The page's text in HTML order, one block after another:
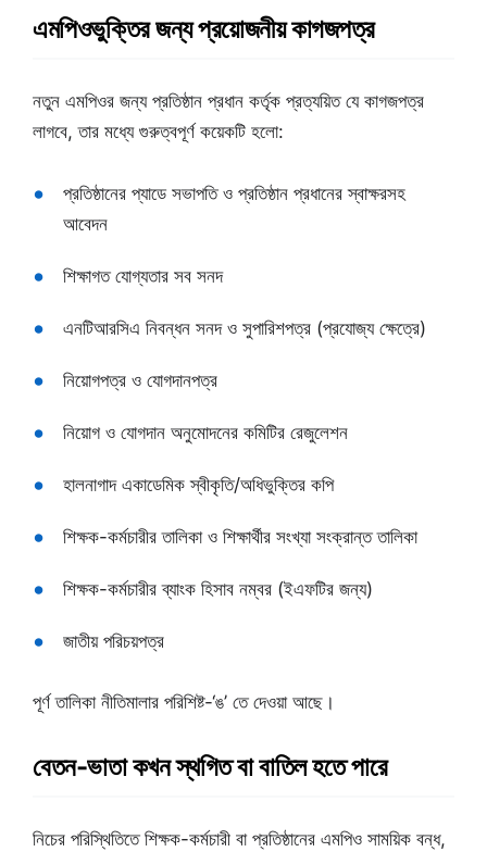
এমপিওভুক্তির জন্য প্রয়োজনীয় কাগজপত্র
নতুন এমপিওর জন্য প্রতিষ্ঠান প্রধান কর্তৃক প্রত্যয়িত যে কাগজপত্র
লাগবে, তার মধ্যে গুরুত্বপূর্ণ কয়েকটি হলো:
প্রতিষ্ঠানের প্যাডে সভাপতি ও প্রতিষ্ঠান প্রধানের স্বাক্ষরসহ
আবেদন
শিক্ষাগত যোগ্যতার সব সনদ
এনটিআরসিএ নিবন্ধন সনদ ও সুপারিশপত্র (প্রযোজ্য ক্ষেত্রে)
নিয়োগপত্র ও যোগদানপত্র
নিয়োগ ও যোগদান অনুমোদনের কমিটির রেজুলেশন
হালনাগাদ একাডেমিক স্বীকৃতি/অধিভুক্তির কপি
শিক্ষক-কর্মচারীর তালিকা ও শিক্ষার্থীর সংখ্যা সংক্রান্ত তালিকা
শিক্ষক-কর্মচারীর ব্যাংক হিসাব নম্বর (ইএফটির জন্য)
জাতীয় পরিচয়পত্র
পূর্ণ তালিকা নীতিমালার পরিশিষ্ট-‘ঙ’ তে দেওয়া আছে।
বেতন-ভাতা কখন স্থগিত বা বাতিল হতে পারে
নিচের পরিস্থিতিতে শিক্ষক-কর্মচারী বা প্রতিষ্ঠানের এমপিও সাময়িক বন্ধ,